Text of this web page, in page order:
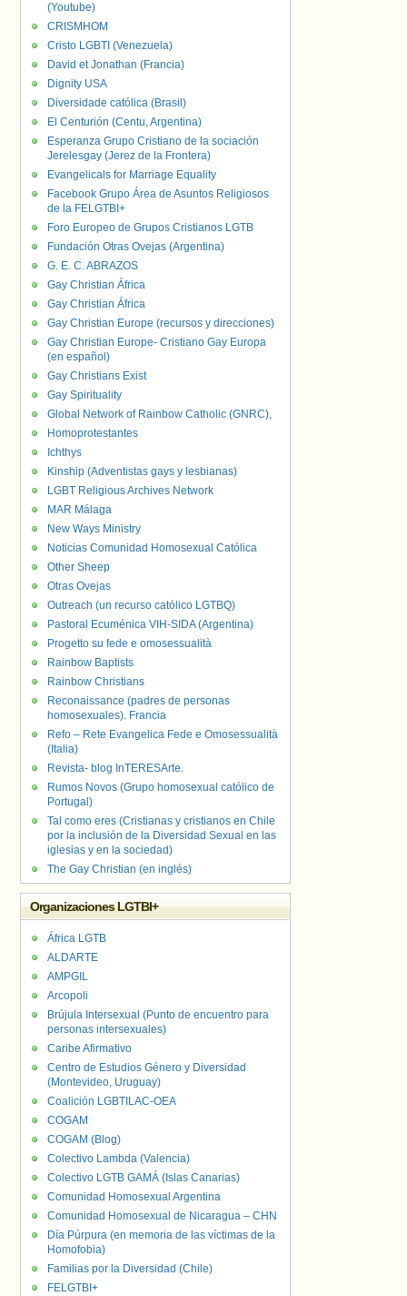
(Youtube)
CRISMHOM
Cristo LGBTI (Venezuela)
David et Jonathan (Francia)
Dignity USA
Diversidade católica (Brasil)
El Centurión (Centu, Argentina)
Esperanza Grupo Cristiano de la sociación
Jerelesgay (Jerez de la Frontera)
Evangelicals for Marriage Equality
Facebook Grupo Área de Asuntos Religiosos
de la FELGTBI+
Foro Europeo de Grupos Cristianos LGTB
Fundación Otras Ovejas (Argentina)
G. E. C. ABRAZOS
Gay Christian África
Gay Christian África
Gay Christian Europe (recursos y direcciones)
Gay Christian Europe- Cristiano Gay Europa
(en español)
Gay Christians Exist
Gay Spirituality
Global Network of Rainbow Catholic (GNRC),
Homoprotestantes
Ichthys
Kinship (Adventistas gays y lesbianas)
LGBT Religious Archives Network
MAR Málaga
New Ways Ministry
Noticias Comunidad Homosexual Católica
Other Sheep
Otras Ovejas
Outreach (un recurso católico LGTBQ)
Pastoral Ecuménica VIH-SIDA (Argentina)
Progetto su fede e omosessualità
Rainbow Baptists
Rainbow Christians
Reconaissance (padres de personas
homosexuales). Francia
Refo – Rete Evangelica Fede e Omosessualità
(Italia)
Revista- blog InTERESArte.
Rumos Novos (Grupo homosexual católico de
Portugal)
Tal como eres (Cristianas y cristianos en Chile
por la inclusión de la Diversidad Sexual en las
iglesias y en la sociedad)
The Gay Christian (en inglés)
Organizaciones LGTBI+
África LGTB
ALDARTE
AMPGIL
Arcopoli
Brújula Intersexual (Punto de encuentro para
personas intersexuales)
Caribe Afirmativo
Centro de Estudios Género y Diversidad
(Montevideo, Uruguay)
Coalición LGBTILAC-OEA
COGAM
COGAM (Blog)
Colectivo Lambda (Valencia)
Colectivo LGTB GAMÁ (Islas Canarias)
Comunidad Homosexual Argentina
Comunidad Homosexual de Nicaragua – CHN
Día Púrpura (en memoria de las víctimas de la
Homofobia)
Familias por la Diversidad (Chile)
FELGTBI+